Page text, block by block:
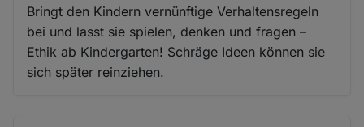
Bringt den Kindern vernünftige Verhaltensregeln
bei und lasst sie spielen, denken und fragen –
Ethik ab Kindergarten! Schräge Ideen können sie
sich später reinziehen.